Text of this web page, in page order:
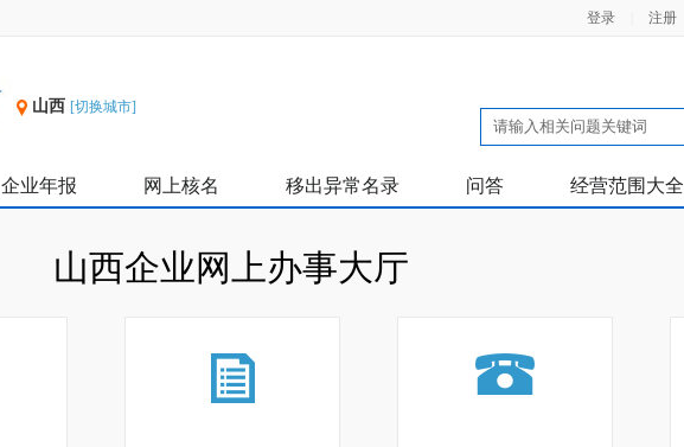
登录 注册
山西 [切换城市]
企业年报 网上核名 移出异常名录 问答 经营范围大全
山西企业网上办事大厅